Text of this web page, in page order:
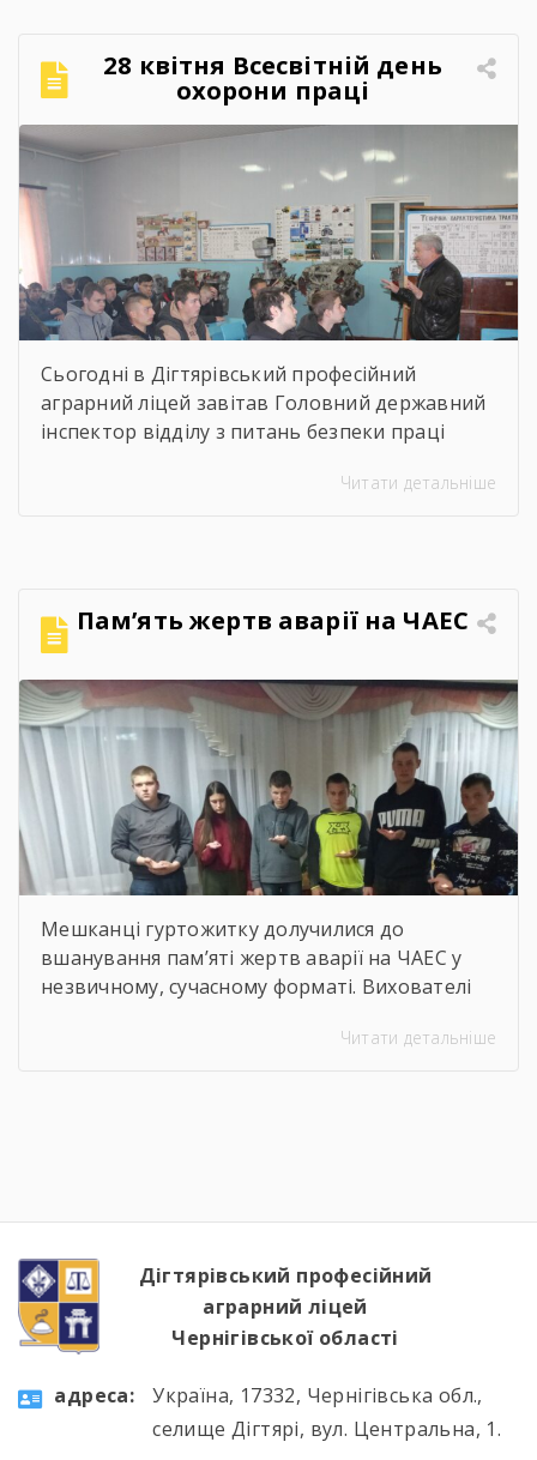
прийому 2026 року заступник директора з
навчально-виробничої роботи Сергій
Коломієць. Для майбутніх абітурієнтів було
проведено […]
28 квітня Всесвітній день
охорони праці
Сьогодні в Дігтярівський професійний
аграрний ліцей завітав Головний державний
інспектор відділу з питань безпеки праці
Чернігівській області Центрального
здорових умов праці». Сучасна концепція
безпеки праці давно вийшла за межі […]
Читати детальніше
Пам’ять жертв аварії на ЧАЕС
Мешканці гуртожитку долучилися до
вшанування пам’яті жертв аварії на ЧАЕС у
незвичному, сучасному форматі. Вихователі
організували та провели для студентів
подій фатальної ночі 1986 року, дізналися про
наслідки катастрофи для екології України […]
Читати детальніше
Дігтярівський професійний
аграрний ліцей
Чернігівської області
aдресa:
Україна, 17332, Чернігівська обл.,
селище Дігтярі, вул. Центральна, 1.